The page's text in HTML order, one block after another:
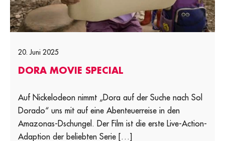
20. Juni 2025
DORA MOVIE SPECIAL
Auf Nickelodeon nimmt „Dora auf der Suche nach Sol
Dorado“ uns mit auf eine Abenteuerreise in den
Amazonas-Dschungel. Der Film ist die erste Live-Action-
Adaption der beliebten Serie […]